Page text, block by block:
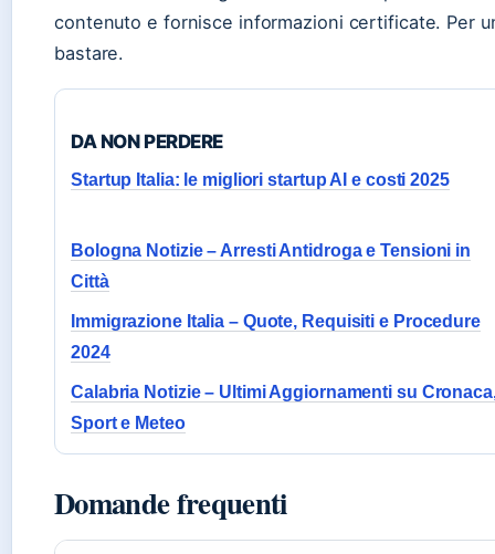
contenuto e fornisce informazioni certificate. Per
bastare.
DA NON PERDERE
Startup Italia: le migliori startup AI e costi 2025
Bologna Notizie – Arresti Antidroga e Tensioni in
Città
Immigrazione Italia – Quote, Requisiti e Procedure
2024
Calabria Notizie – Ultimi Aggiornamenti su
Sport e Meteo
Domande frequenti